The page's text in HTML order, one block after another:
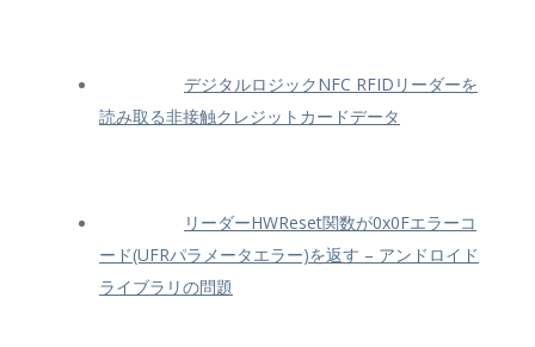
デジタルロジックNFC RFIDリーダーを
読み取る非接触クレジットカードデータ
リーダーHWReset関数が0x0Fエラーコ
ード(UFRパラメータエラー)を返す – アンドロイド
ライブラリの問題